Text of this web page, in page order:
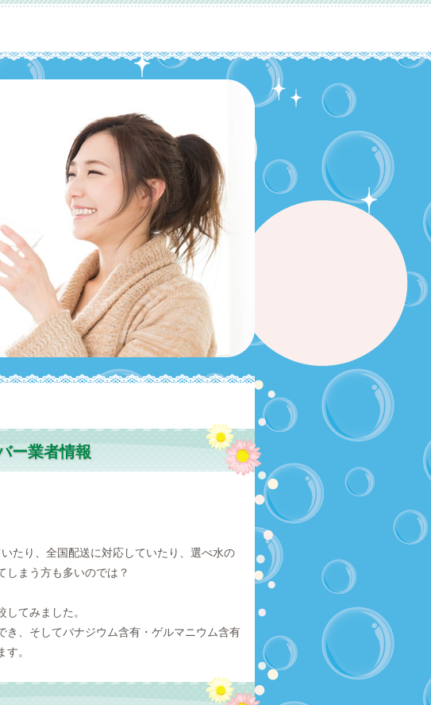
ー業者情報
たり、全国配送に対応していたり、選べ水の
しまう方も多いのでは？
てみました。
き、そしてバナジウム含有・ゲルマニウム含有
。